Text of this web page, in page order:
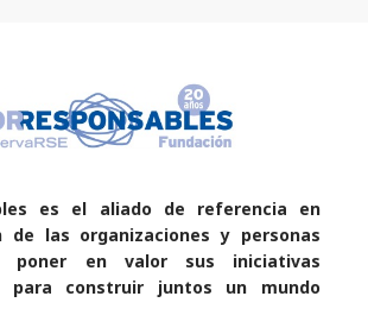
es el aliado de referencia en
de las organizaciones y personas
poner en valor sus iniciativas
para construir juntos un mundo